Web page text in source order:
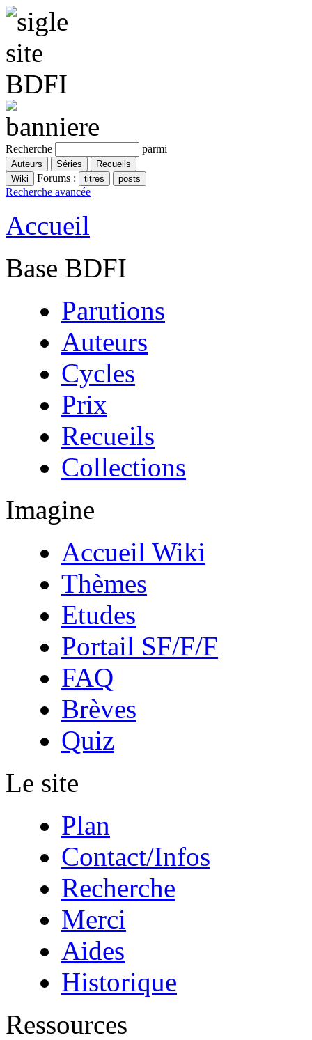
Recherche parmi
Forums :
Recherche avancée
Accueil
Base BDFI
Parutions
Auteurs
Cycles
Prix
Recueils
Collections
Imagine
Accueil Wiki
Thèmes
Etudes
Portail SF/F/F
FAQ
Brèves
Quiz
Le site
Plan
Contact/Infos
Recherche
Merci
Aides
Historique
Ressources